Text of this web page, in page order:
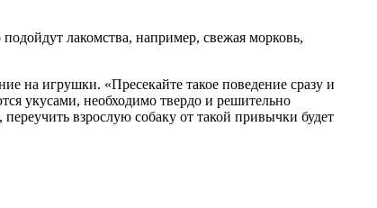
лакомства, например, свежая морковь,
на игрушки. «Пресекайте такое поведение сразу и
укусами, необходимо твердо и решительно
взрослую собаку от такой привычки будет